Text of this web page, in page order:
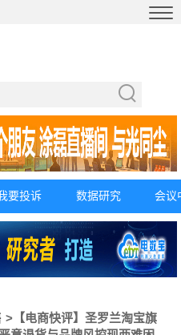
要投诉 数据研究 会议
> 【电商快评】圣罗兰淘宝旗